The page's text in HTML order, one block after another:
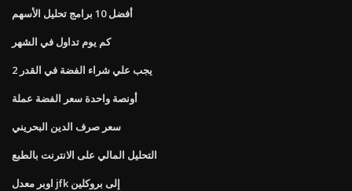
أفضل 10 برامج تحليل الأسهم
كم يوم تداول في الشهر
يجب علي شراء الفضة في القدر 2
أونصة واحدة سعر الفضة عملة
سعر صرف الدين البحريني
التحليل المالي على الانترنت بالطبع
اوبر معدل jfk إلى بروكلين